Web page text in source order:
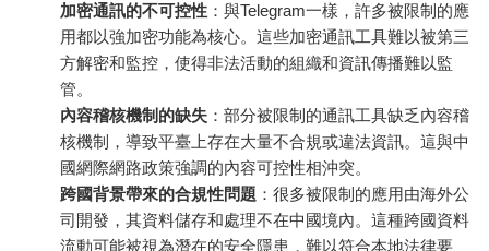
加密通訊的不可控性 ：與Telegram一樣，許多被限制的應
用都以強加密功能為核心。這些加密通訊工具難以被第三
方解密和監控，使得非法活動的組織和資訊傳播難以監
管。
內容稽核機制的缺失 ：部分被限制的通訊工具缺乏內容稽
核機制，導致平臺上存在大量不合規或違法資訊。這與中
國網際網路政策強調的內容可控性相沖突。
跨國背景帶來的合規性問題 ：很多被限制的應用由海外公
司開發，其資料儲存和處理不在中國境內。這種跨國資料
流動可能被視為潛在的安全隱患，難以符合本地法律要